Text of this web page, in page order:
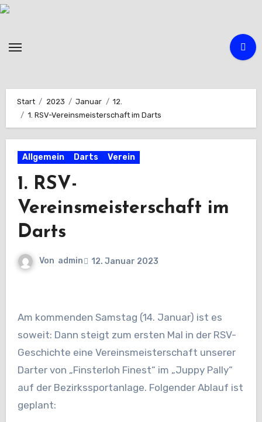
Zum
Start 2023 Januar
12.
1. RSV-Vereinsmeisterschaft im Darts
Allgemein Darts Verein
1. RSV-
Vereinsmeisterschaft im
Darts
Von admin 12. Januar 2023
Am kommenden Samstag (14. Januar) ist es
soweit: Dann steigt zum ersten Mal in der RSV-
Geschichte eine Vereinsmeisterschaft unserer
Darter von „Finsterloh Finest“ im „Juppy Pally“
auf der Bezirkssportanlage. Folgender Ablauf ist
geplant: